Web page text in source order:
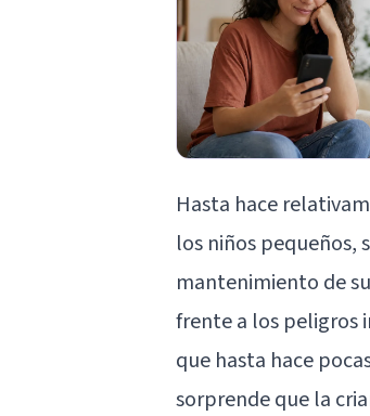
Hasta hace
los niños pequeños,
mantenimiento de
frente a los peligros
que hasta hace
sorprende que la